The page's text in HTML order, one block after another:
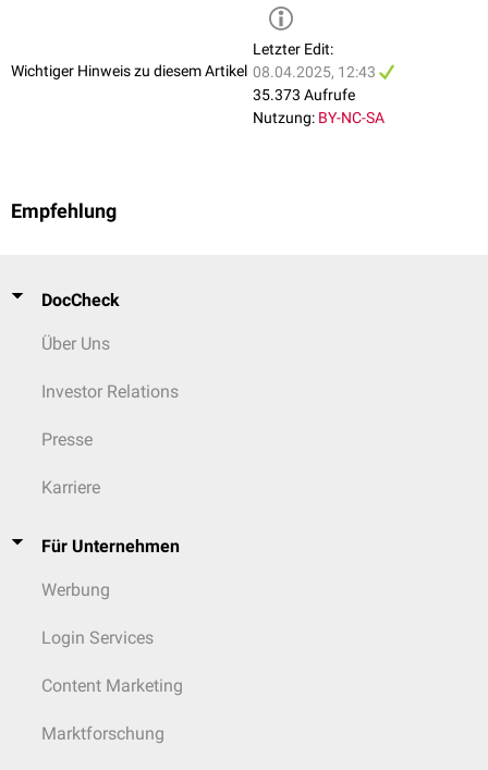
Wichtiger Hinweis zu diesem Artikel
Letzter Edit:
08.04.2025, 12:43
35.373 Aufrufe
Nutzung: BY-NC-SA
Empfehlung
DocCheck
Über Uns
Investor Relations
Presse
Karriere
Für Unternehmen
Werbung
Login Services
Content Marketing
Marktforschung